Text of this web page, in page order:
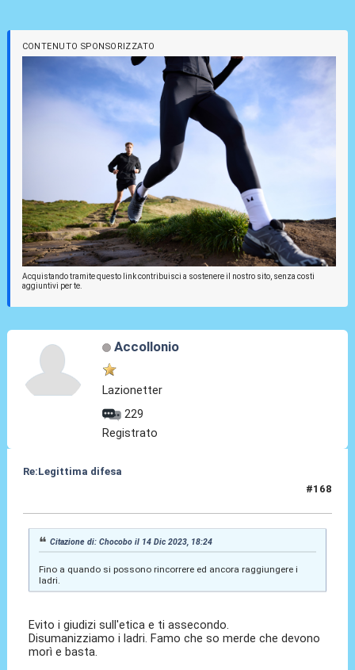
CONTENUTO SPONSORIZZATO
Acquistando tramite questo link contribuisci a sostenere il nostro sito, senza costi
aggiuntivi per te.
Accollonio
Lazionetter
229
Registrato
Re:Legittima difesa
#168
Citazione di: Chocobo il 14 Dic 2023, 18:24
Fino a quando si possono rincorrere ed ancora raggiungere i
ladri.
Evito i giudizi sull'etica e ti assecondo.
Disumanizziamo i ladri. Famo che so merde che devono
morì e basta.